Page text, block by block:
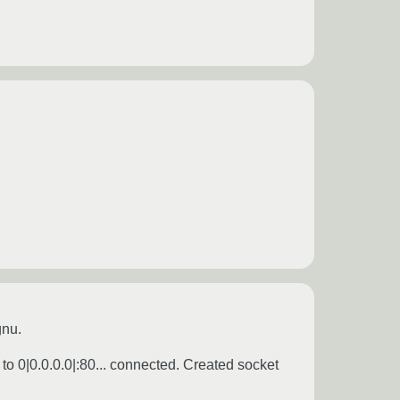
0|0.0.0.0|:80... connected. Created socket